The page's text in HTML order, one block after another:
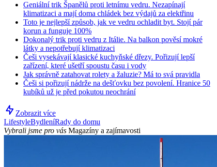
Geniální trik Španělů proti letnímu vedru. Nezapínají
klimatizaci a mají doma chládek bez výdajů za elektřinu
Toto je nejlepší způsob, jak ve vedru ochladit byt. Stojí pár
korun a funguje 100%
Dokonalý trik proti vedru z Itálie. Na balkon pověsí mokré
látky a nepotřebují klimatizaci
Češi vysekávají klasické kuchyňské dřezy. Pořizují lepší
zařízení, které ušetří spoustu času i vody
Jak správně zatahovat rolety a žaluzie? Má to svá pravidla
Češi si pořizují nádrže na dešťovku bez povolení. Hranice 50
kubíků už je před pokutou neochrání
Zobrazit více
LifestyleBydleníRady do domu
Vybrali jsme pro vás Magazíny a zajímavosti